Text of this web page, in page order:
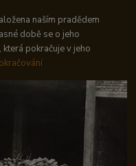
naším pradědem
době se o jeho
pokračuje v jeho